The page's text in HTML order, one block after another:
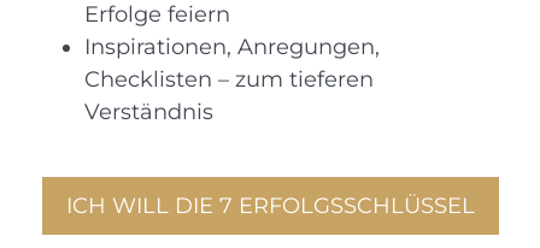
Erfolge feiern
Inspirationen, Anregungen,
Checklisten – zum tieferen
Verständnis
ICH WILL DIE 7 ERFOLGSSCHLÜSSEL